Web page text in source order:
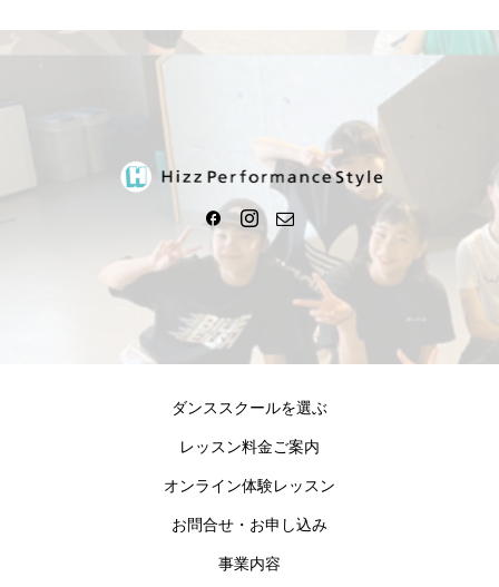
ダンススクールを選ぶ
レッスン料金ご案内
オンライン体験レッスン
お問合せ・お申し込み
事業内容